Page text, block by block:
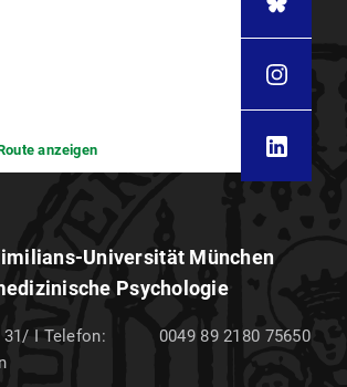
anzeigen
Universität München
Psychologie
31/ I Telefon: 0049 89 2180 75650